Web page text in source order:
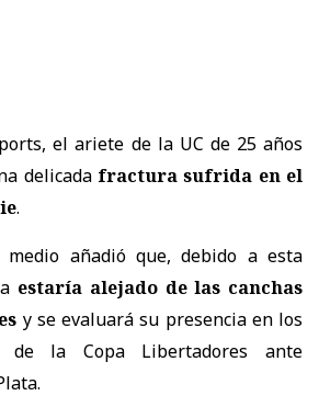
el ariete de la UC de 25 años
delicadafractura sufrida en el
.
medio añadió que, debido a esta
estaría alejado de las canchas
y se evaluará su presencia en los
de la Copa Libertadores ante